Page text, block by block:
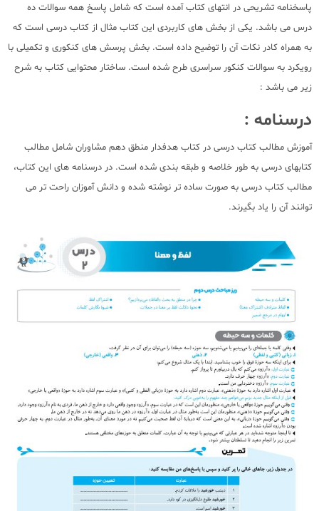
پاسخنامه تشریحی در انتهای کتاب آمده است که شامل پاسخ همه سوالات ده
درس می باشد. یکی از بخش های کاربردی این کتاب مثال از کتاب درسی است که
به همراه کادر نکات آن را توضیح داده است. بخش پرسش های کنکوری و تکمیلی با
رویکرد به سوالات کنکور سراسری طرح شده است. ساختار محتوایی کتاب به شرح
زیر می باشد :
درسنامه :
آموزش مطالب کتاب درسی در کتاب هدفدار منطق دهم مشاوران شامل مطالب
کتابهای درسی به طور خلاصه و طبقه بندی شده است. در درسنامه های این کتاب،
مطالب کتاب درسی به صورت ساده تر نوشته شده و دانش آموزان راحت تر می
توانند آن را یاد بگیرند.